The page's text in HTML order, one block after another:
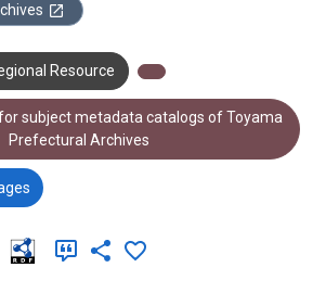
Resource
subject metadata catalogs of Toyama
Prefectural Archives